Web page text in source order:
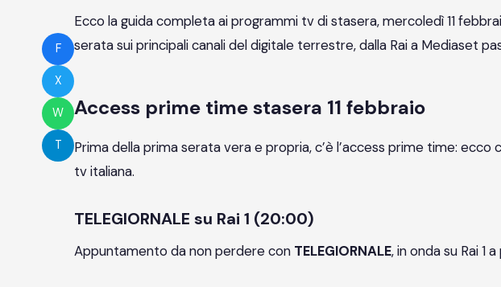
F
X
W
T
Ecco la guida completa ai programmi tv di stasera, mercoledì 11
serata sui principali canali del digitale terrestre, dalla Rai a Mediaset
Access prime time stasera 11 febbraio
Prima della prima serata vera e propria, c’è l’access prime time: ecco
tv italiana.
TELEGIORNALE su Rai 1 (20:00)
Appuntamento da non perdere con TELEGIORNALE, in onda su Rai 1